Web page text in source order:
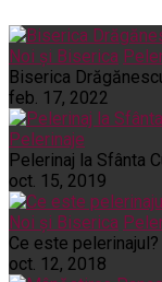
Noi și Biserica
Biserica
feb. 17, 2022
Pelerinaje
Pelerinaj la Sfânta
oct. 15, 2019
Noi și Biserica
Ce este pelerinajul?
oct. 12, 2018